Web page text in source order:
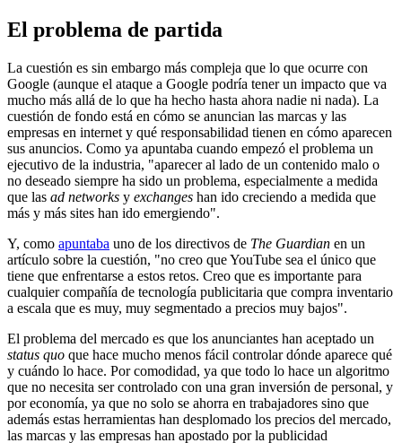
El problema de partida
La cuestión es sin embargo más compleja que lo que ocurre con
Google (aunque el ataque a Google podría tener un impacto que va
mucho más allá de lo que ha hecho hasta ahora nadie ni nada). La
cuestión de fondo está en cómo se anuncian las marcas y las
empresas en internet y qué responsabilidad tienen en cómo aparecen
sus anuncios. Como ya apuntaba cuando empezó el problema un
ejecutivo de la industria, "aparecer al lado de un contenido malo o
no deseado siempre ha sido un problema, especialmente a medida
que las ad networks y exchanges han ido creciendo a medida que
más y más sites han ido emergiendo".
Y, como apuntaba uno de los directivos de The Guardian en un
artículo sobre la cuestión, "no creo que YouTube sea el único que
tiene que enfrentarse a estos retos. Creo que es importante para
cualquier compañía de tecnología publicitaria que compra inventario
a escala que es muy, muy segmentado a precios muy bajos".
El problema del mercado es que los anunciantes han aceptado un
status quo que hace mucho menos fácil controlar dónde aparece qué
y cuándo lo hace. Por comodidad, ya que todo lo hace un algoritmo
que no necesita ser controlado con una gran inversión de personal, y
por economía, ya que no solo se ahorra en trabajadores sino que
además estas herramientas han desplomado los precios del mercado,
las marcas y las empresas han apostado por la publicidad